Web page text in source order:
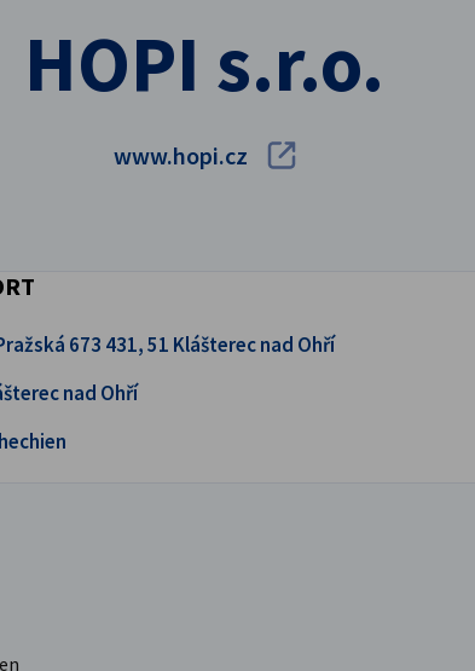
HOPI s.r.o.
www.hopi.cz
673 431, 51 Klášterec nad Ohří
nad Ohří